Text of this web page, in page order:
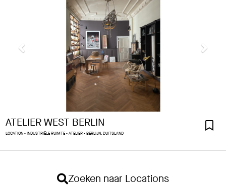
ATELIER WEST BERLIN
LOCATION - INDUSTRIËLE RUIMTE - ATELIER - BERLIJN, DUITSLAND
Zoeken naar Locations